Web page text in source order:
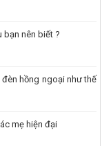
bạn nên biết ?
hồng ngoại như thế
mẹ hiện đại